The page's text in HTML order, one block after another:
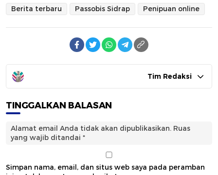
Berita terbaru Passobis Sidrap Penipuan online
Tim Redaksi
TINGGALKAN BALASAN
Alamat email Anda tidak akan dipublikasikan. Ruas
yang wajib ditandai *
Simpan nama, email, dan situs web saya pada peramban